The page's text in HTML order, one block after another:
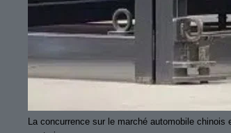
La concurrence sur le marché automobile